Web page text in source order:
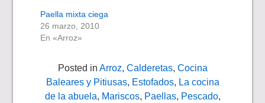
Paella mixta ciega
26 marzo, 2010
En «Arroz»
Posted in Arroz, Calderetas, Cocina
Baleares y Pitiusas, Estofados, La cocina
de la abuela, Mariscos, Paellas, Pescado,